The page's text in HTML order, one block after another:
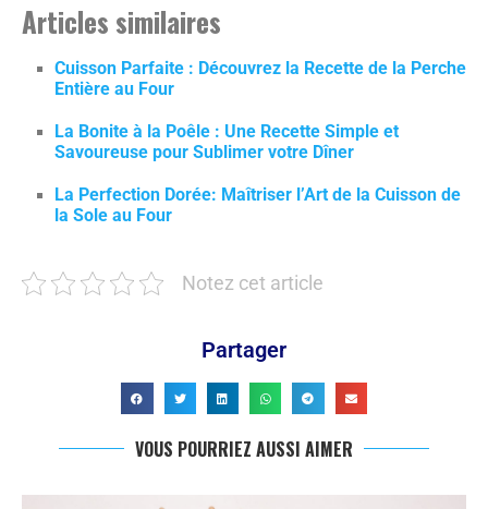
Articles similaires
Cuisson Parfaite : Découvrez la Recette de la Perche
Entière au Four
La Bonite à la Poêle : Une Recette Simple et
Savoureuse pour Sublimer votre Dîner
La Perfection Dorée: Maîtriser l’Art de la Cuisson de
la Sole au Four
Notez cet article
Partager
VOUS POURRIEZ AUSSI AIMER